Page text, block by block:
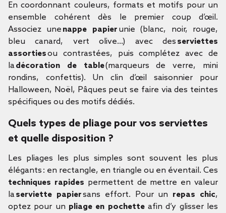
En coordonnant couleurs, formats et motifs pour un
ensemble cohérent dès le premier coup d’œil.
Associez une nappe papier unie (blanc, noir, rouge,
bleu canard, vert olive…) avec des serviettes
assortiesou contrastées, puis complétez avec de
ladécoration de table(marqueurs de verre, mini
rondins, confettis). Un clin d’œil saisonnier pour
Halloween, Noël, Pâques peut se faire via des teintes
spécifiques ou des motifs dédiés.
Quels types de pliage pour vos serviettes
et quelle disposition ?
Les pliages les plus simples sont souvent les plus
élégants : en rectangle, en triangle ou en éventail. Ces
techniques rapides permettent de mettre en valeur
laserviette papiersans effort. Pour un repas chic,
optez pour un pliage en pochetteafin d’y glisser les